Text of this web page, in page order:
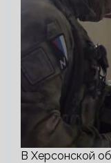
В Херсонской